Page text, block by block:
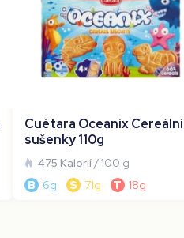
Cuétara Oceanix Cereální
sušenky 110g
475 Kalorií/ 100 g
B
6g S 71g T 18g